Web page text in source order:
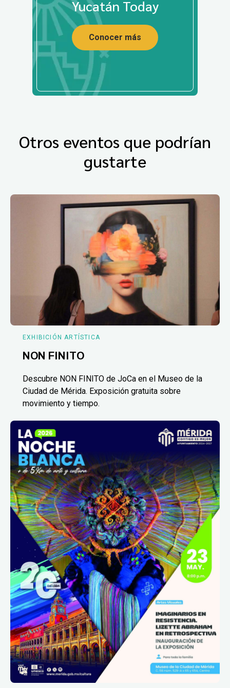
Yucatán Today
Conocer más
Otros eventos que podrían
gustarte
EXHIBICIÓN ARTÍSTICA
NON FINITO
Descubre NON FINITO de JoCa en el Museo de la
Ciudad de Mérida. Exposición gratuita sobre
movimiento y tiempo.